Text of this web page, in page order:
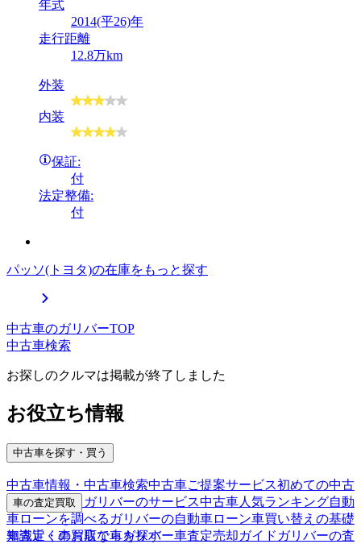
年式
2014(平26)年
走行距離
12.8万km
外装
内装
保証:
付
法定整備:
付
パッソ(トヨタ)の在庫をもっと探す
中古車のガリバーTOP
中古車検索
お探しのクルマは掲載が終了しました
お役立ち情報
中古車を探す・買う
中古車情報・中古車検索中古車ご提案サービス初めての中古
車購入ガイド
ガリバーのサービス中古車人気ランキング自動
車ローンを調べる ガリバーの自動車ローン車買い替えの基礎
知識近くのお店で車を探す
車の査定買取
車査定・車買取ならガリバー車査定売却ガイド ガリバーの査